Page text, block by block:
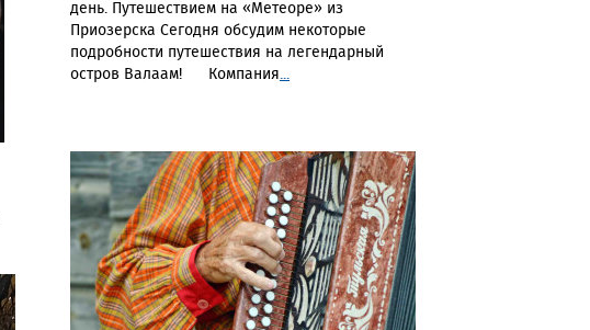
день. Путешествием на «Метеоре» из
Приозерска Сегодня обсудим некоторые
подробности путешествия на легендарный
остров Валаам! Компания...